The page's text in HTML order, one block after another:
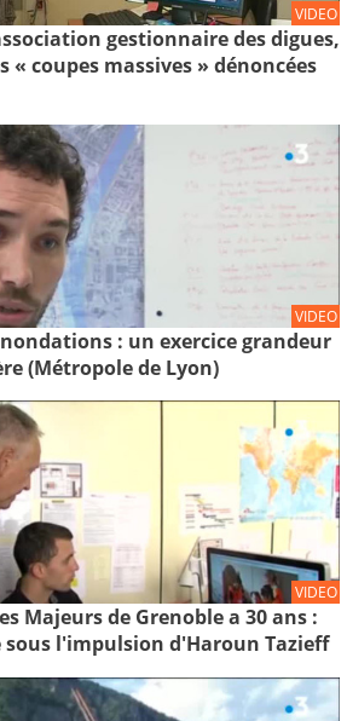
VIDEO
gestionnaire des digues,
« coupes massives » dénoncées
VIDEO
: un exercice grandeur
(Métropole de Lyon)
VIDEO
Majeurs de Grenoble a 30 ans :
l'impulsion d'Haroun Tazieff